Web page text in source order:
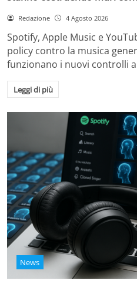
Redazione 4 Agosto 2026
Spotify, Apple Music e
policy contro la musica
funzionano i nuovi controlli
Leggi di più
News